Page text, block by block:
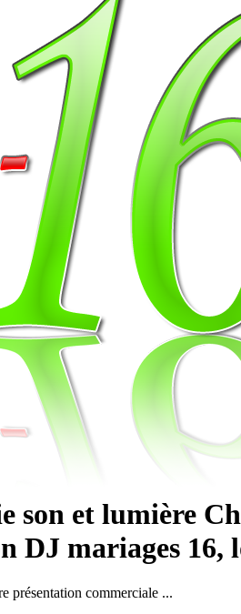
son et lumière
DJ mariages 16,
présentation commerciale ...